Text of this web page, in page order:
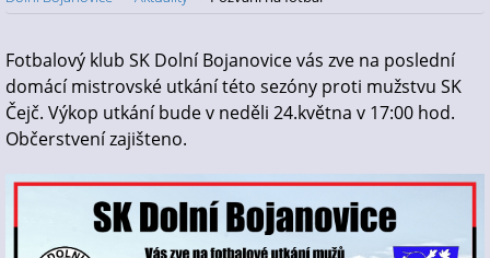
Nadpis článku
Fotbalový klub SK Dolní Bojanovice vás zve na poslední
domácí mistrovské utkání této sezóny proti mužstvu SK
Čejč. Výkop utkání bude v neděli 24.května v 17:00 hod.
Občerstvení zajišteno.